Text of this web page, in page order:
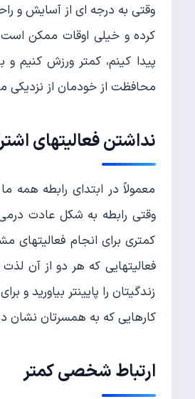
وقتی به درجه ای از آسایش و
کرده و خیلی اوقات ممکن
پیدا کینم، کمتر ورزش کنیم و
محافظت از خودمان از نزدیکی
نداشتن فعالیتهای
معمولاً در ابتدای رابطه همه
وقتی رابطه به شکل عادت
کمتری برای انجام
فعالیتهایی که هر دو از آن
زندگیتان را پایینتر بیاورید و
کارهایی که به همسرتان
ارتباط شخصی کمتر